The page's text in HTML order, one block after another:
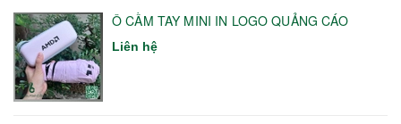
Ô CẦM TAY MINI IN LOGO QUẢNG CÁO
Liên hệ